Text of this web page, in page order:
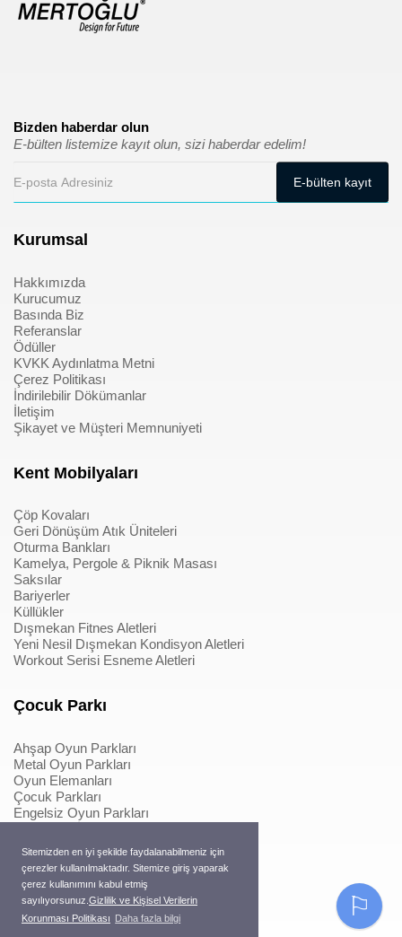
Sitemizden en iyi şekilde faydalanabilmeniz için
çerezler kullanılmaktadır. Sitemize giriş yaparak
çerez kullanımını kabul etmiş
sayılıyorsunuz. Gizlilik ve Kişisel Verilerin
Korunması Politikası Daha fazla bilgi
Bizden haberdar olun
E-bülten listemize kayıt olun, sizi haberdar edelim!
Kurumsal
Hakkımızda
Kurucumuz
Basında Biz
Referanslar
Ödüller
KVKK Aydınlatma Metni
Çerez Politikası
İndirilebilir Dökümanlar
İletişim
Şikayet ve Müşteri Memnuniyeti
Kent Mobilyaları
Çöp Kovaları
Geri Dönüşüm Atık Üniteleri
Oturma Bankları
Kamelya, Pergole & Piknik Masası
Saksılar
Bariyerler
Küllükler
Dışmekan Fitnes Aletleri
Yeni Nesil Dışmekan Kondisyon Aletleri
Workout Serisi Esneme Aletleri
Çocuk Parkı
Ahşap Oyun Parkları
Metal Oyun Parkları
Oyun Elemanları
Çocuk Parkları
Engelsiz Oyun Parkları
Oyun Elemanları
Metal Konstrüksiyonlu İpli Tırmanmalar
Ahşap Konstrüksiyonlu İpli Tırmanmalar
Macera Serisi Ürünleri
Trambolinler
Pergole
⚐